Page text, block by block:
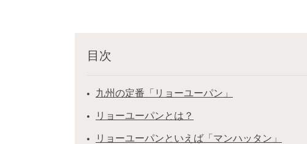
目次
九州の定番「リョーユーパン」
リョーユーパンとは？
リョーユーパンといえば「マンハッタン」